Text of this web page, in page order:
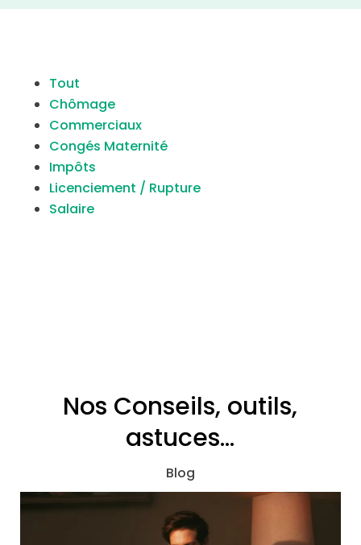
Tout
Chômage
Commerciaux
Congés Maternité
Impôts
Licenciement / Rupture
Salaire
Nos Conseils, outils,
astuces…
Blog